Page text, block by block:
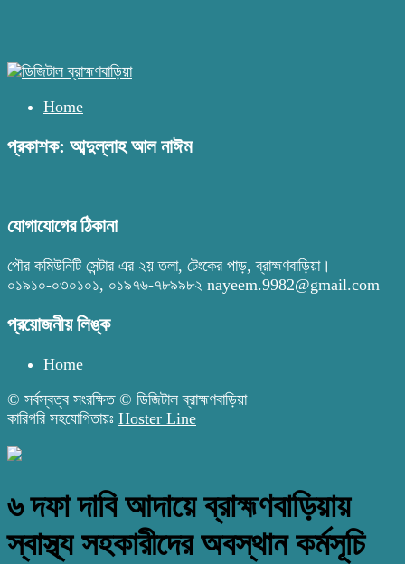
Home
প্রকাশক: আব্দুল্লাহ আল নাঈম
যোগাযোগের ঠিকানা
পৌর কমিউনিটি সেন্টার এর ২য় তলা, টেংকের পাড়, ব্রাহ্মণবাড়িয়া।
০১৯১০-০৩০১০১, ০১৯৭৬-৭৮৯৯৮২ nayeem.9982@gmail.com
প্রয়োজনীয় লিঙ্ক
Home
© সর্বস্বত্ব সংরক্ষিত © ডিজিটাল ব্রাহ্মণবাড়িয়া
কারিগরি সহযোগিতায়ঃ Hoster Line
৬ দফা দাবি আদায়ে ব্রাহ্মণবাড়িয়ায়
স্বাস্থ্য সহকারীদের অবস্থান কর্মসূচি